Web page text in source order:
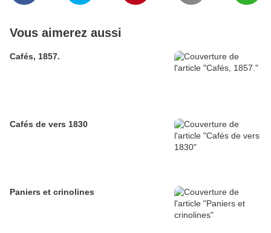
Vous aimerez aussi
Cafés, 1857.
Cafés de vers 1830
Paniers et crinolines